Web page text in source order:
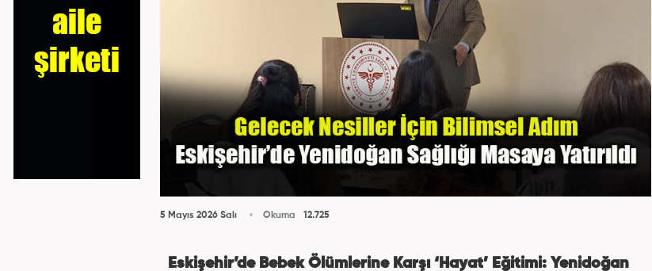
5 Mayıs 2026 Salı Okuma 12.725
Eskişehir’de Bebek Ölümlerine Karşı ‘Hayat’ Eğitimi: Yenidoğan